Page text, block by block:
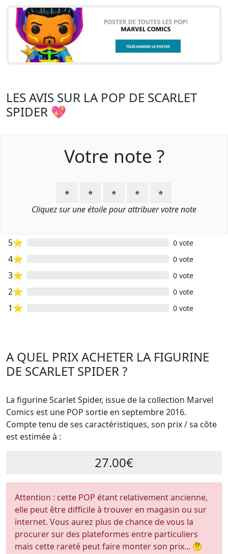
LES AVIS SUR LA POP DE SCARLET
SPIDER 💖
Votre note ?
⭐ ⭐ ⭐ ⭐ ⭐
Cliquez sur une étoile pour attribuer votre note
5⭐ 0 vote
4⭐ 0 vote
3⭐ 0 vote
2⭐ 0 vote
1⭐ 0 vote
A QUEL PRIX ACHETER LA FIGURINE
DE SCARLET SPIDER ?
La figurine Scarlet Spider, issue de la collection Marvel
Comics est une POP sortie en septembre 2016.
Compte tenu de ses caractéristiques, son prix / sa côte
est estimée à :
27.00€
Attention : cette POP étant relativement ancienne,
elle peut être difficile à trouver en magasin ou sur
internet. Vous aurez plus de chance de vous la
procurer sur des plateformes entre particuliers
mais cette rareté peut faire monter son prix... 🤔